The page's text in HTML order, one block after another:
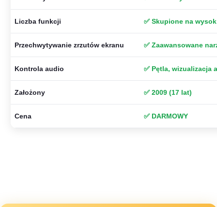
Liczba funkcji ✅ Skupione na
Przechwytywanie zrzutów ekranu ✅ Zaawansowane
Kontrola audio ✅ Pętla, wizualizacja
Założony ✅ 2009 (17 lat)
Cena ✅ DARMOWY